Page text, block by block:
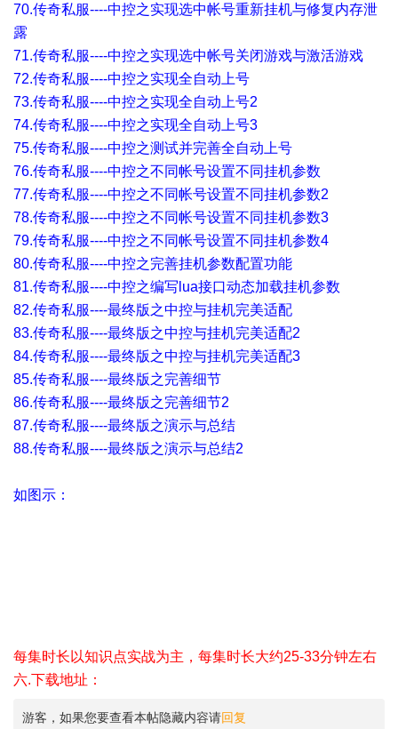
70.传奇私服----中控之实现选中帐号重新挂机与修复内存泄
露
71.传奇私服----中控之实现选中帐号关闭游戏与激活游戏
72.传奇私服----中控之实现全自动上号
73.传奇私服----中控之实现全自动上号2
74.传奇私服----中控之实现全自动上号3
75.传奇私服----中控之测试并完善全自动上号
76.传奇私服----中控之不同帐号设置不同挂机参数
77.传奇私服----中控之不同帐号设置不同挂机参数2
78.传奇私服----中控之不同帐号设置不同挂机参数3
79.传奇私服----中控之不同帐号设置不同挂机参数4
80.传奇私服----中控之完善挂机参数配置功能
81.传奇私服----中控之编写lua接口动态加载挂机参数
82.传奇私服----最终版之中控与挂机完美适配
83.传奇私服----最终版之中控与挂机完美适配2
84.传奇私服----最终版之中控与挂机完美适配3
85.传奇私服----最终版之完善细节
86.传奇私服----最终版之完善细节2
87.传奇私服----最终版之演示与总结
88.传奇私服----最终版之演示与总结2
如图示：
每集时长以知识点实战为主，每集时长大约25-33分钟左右
六.下载地址：
游客，如果您要查看本帖隐藏内容请回复